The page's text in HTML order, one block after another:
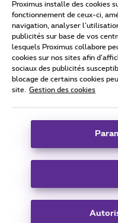
Conditions
Tous droits réservés. © 2026
Conditions générales, info
Coordonnées de l’entreprise
Boulevard du Roi Albert II
Carrier & Wholesale
|
Proximus installe des cookies
fonctionnement de ceux-ci,
navigation, analyser
publicités sur base de vos
lesquels Proximus collabore
cookies sur nos sites afin
sociaux des publicités
blocage de certains cookies
site.
Gestion des cookies